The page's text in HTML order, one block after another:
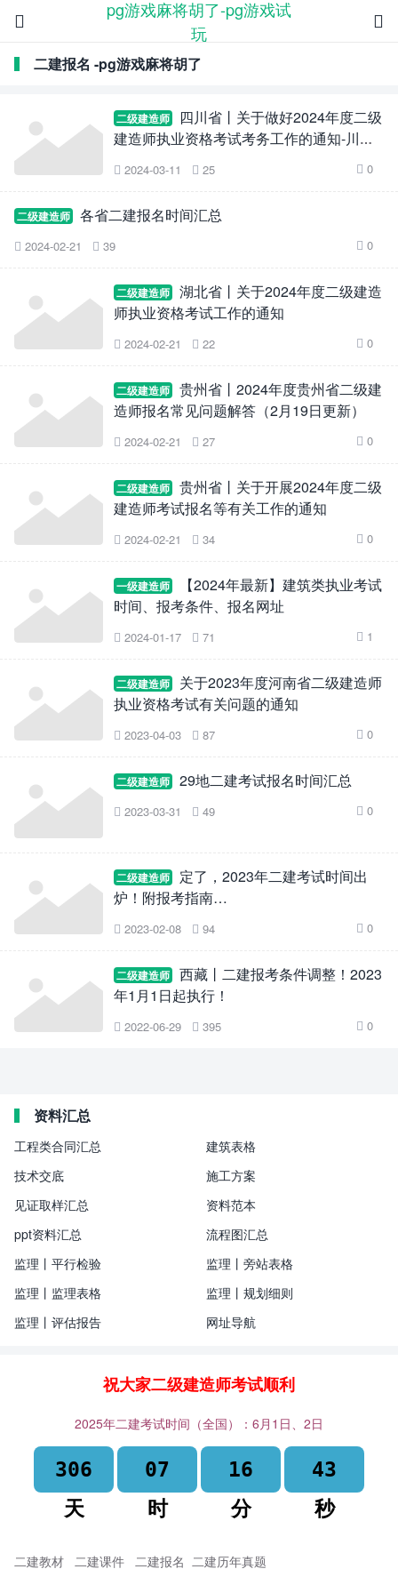
pg游戏麻将胡了-pg游戏试
玩


二建报名 -pg游戏麻将胡了
二级建造师
四川省丨关于做好2024年度二级
建造师执业资格考试考务工作的通知-川人
 2024-03-11  25  0
二级建造师 各省二建报名时间汇总
 2024-02-21  39  0
二级建造师
湖北省丨关于2024年度二级建造
师执业资格考试工作的通知
 2024-02-21  22  0
二级建造师
贵州省丨2024年度贵州省二级建
造师报名常见问题解答（2月19日更新）
 2024-02-21  27  0
二级建造师
贵州省丨关于开展2024年度二级
建造师考试报名等有关工作的通知
 2024-02-21  34  0
一级建造师
【2024年最新】建筑类执业考试
时间、报考条件、报名网址
 2024-01-17  71  1
二级建造师
关于2023年度河南省二级建造师
执业资格考试有关问题的通知
 2023-04-03  87  0
二级建造师 29地二建考试报名时间汇总
 2023-03-31  49  0
二级建造师
定了，2023年二建考试时间出
炉！附报考指南…
 2023-02-08  94  0
二级建造师
西藏丨二建报考条件调整！2023
年1月1日起执行！
 2022-06-29  395  0
资料汇总
工程类合同汇总
建筑表格
技术交底
施工方案
见证取样汇总
资料范本
ppt资料汇总
流程图汇总
监理丨平行检验
监理丨旁站表格
监理丨监理表格
监理丨规划细则
监理丨评估报告
网址导航
祝大家二级建造师考试顺利
2025年二建考试时间（全国）：6月1日、2日
306
天
07
时
16
分
43
秒
二建教材 二建课件 二建报名 二建历年真题